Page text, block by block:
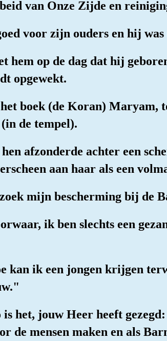
van Onze Zijde en
voor zijn ouders en hij
hem op de dag dat hij
opgewekt.
boek (de Koran)
de tempel).
afzonderde achter een
aan haar als een
mijn bescherming bij de
ik ben slechts een
kan ik een jongen krijgen
het, jouw Heer heeft
de mensen maken en als